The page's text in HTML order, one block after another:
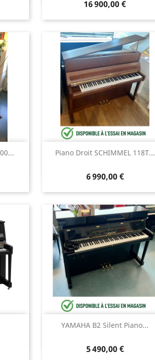
16 900,00 €
Piano Droit SCHIMMEL 118T...
6 990,00 €
Aperçu rapide
YAMAHA B2 Silent Piano...
5 490,00 €
Aperçu rapide